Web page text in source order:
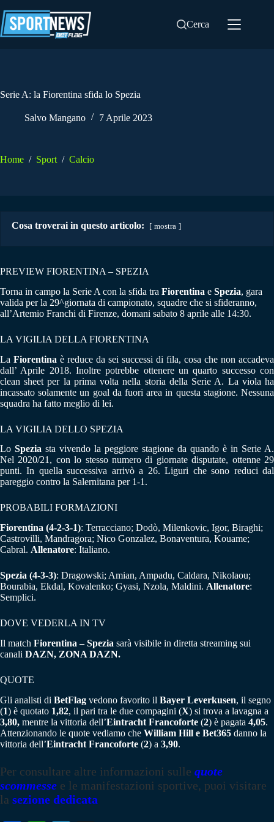
al
contenuto
Cerca
Serie A: la Fiorentina sfida lo Spezia
Salvo Mangano 7 Aprile 2023
Home / Sport / Calcio
Cosa troverai in questo articolo: mostra
PREVIEW FIORENTINA – SPEZIA
Torna in campo la Serie A con la sfida tra Fiorentina e Spezia, gara
valida per la 29^giornata di campionato, squadre che si sfideranno,
all’Artemio Franchi di Firenze, domani sabato 8 aprile alle 14:30.
LA VIGILIA DELLA FIORENTINA
La Fiorentina è reduce da sei successi di fila, cosa che non accadeva
dall’ Aprile 2018. Inoltre potrebbe ottenere un quarto successo con
clean sheet per la prima volta nella storia della Serie A. La viola ha
incassato solamente un goal da fuori area in questa stagione. Nessuna
squadra ha fatto meglio di lei.
LA VIGILIA DELLO SPEZIA
Lo Spezia sta vivendo la peggiore stagione da quando è in Serie A.
Nel 2020/21, con lo stesso numero di giornate disputate, ottenne 29
punti. In quella successiva arrivò a 26. Liguri che sono reduci dal
pareggio contro la Salernitana per 1-1.
PROBABILI FORMAZIONI
Fiorentina (4-2-3-1): Terracciano; Dodò, Milenkovic, Igor, Biraghi;
Castrovilli, Mandragora; Nico Gonzalez, Bonaventura, Kouame;
Cabral. Allenatore: Italiano.
Spezia (4-3-3): Dragowski; Amian, Ampadu, Caldara, Nikolaou;
Bourabia, Ekdal, Kovalenko; Gyasi, Nzola, Maldini. Allenatore:
Semplici.
DOVE VEDERLA IN TV
Il match Fiorentina – Spezia sarà visibile in diretta streaming sui
canali DAZN, ZONA DAZN.
QUOTE
Gli analisti di BetFlag vedono favorito il Bayer Leverkusen, il segno
(1) è quotato 1,82, il pari tra le due compagini (X) si trova a lavagna a
3,80, mentre la vittoria dell’Eintracht Francoforte (2) è pagata 4,05.
Attenzionando le quote vediamo che William Hill e Bet365 danno la
vittoria dell’Eintracht Francoforte (2) a 3,90.
Per consultare altre informazioni sulle quote
scommesse e le manifestazioni sportive, puoi visitare
la sezione dedicata